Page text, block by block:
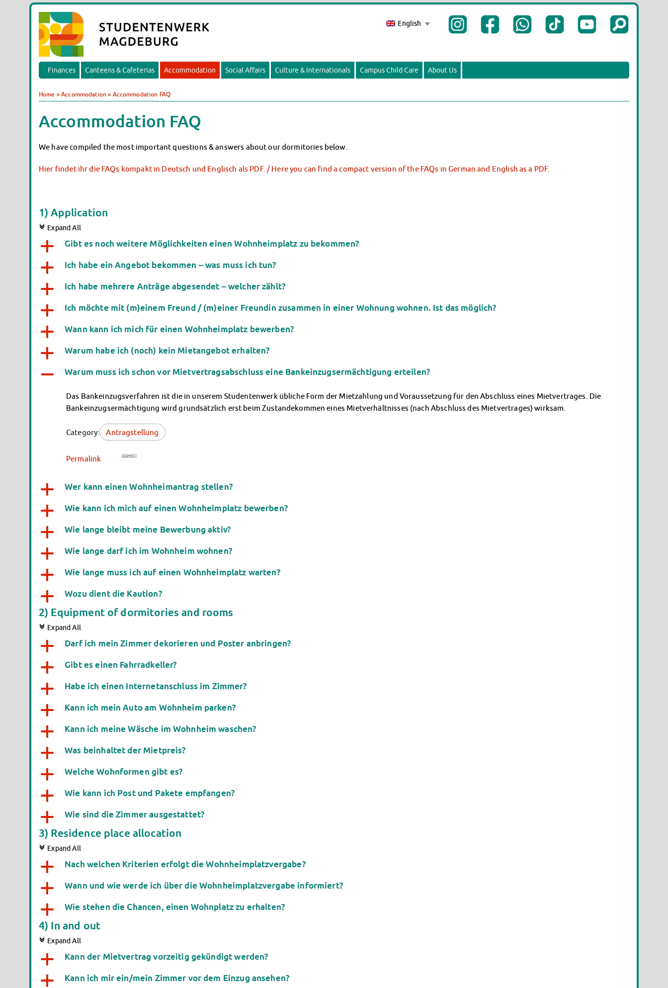
English
Finances Canteens & Cafeterias Accommodation Social Affairs Culture & Internationals Campus Child Care About Us
Home »Accommodation » Accommodation FAQ
Accommodation FAQ
We have compiled the most important questions & answers about our dormitories below.
Hier findet ihr die FAQs kompakt in Deutsch und Englisch als PDF. / Here you can find a compact version of the FAQs in German and English as a PDF.
1) Application
c Expand All
a Gibt es noch weitere Möglichkeiten einen Wohnheimplatz zu bekommen?
a Ich habe ein Angebot bekommen – was muss ich tun?
a Ich habe mehrere Anträge abgesendet – welcher zählt?
a Ich möchte mit (m)einem Freund / (m)einer Freundin zusammen in einer Wohnung wohnen. Ist das möglich?
a Wann kann ich mich für einen Wohnheimplatz bewerben?
a Warum habe ich (noch) kein Mietangebot erhalten?
A Warum muss ich schon vor Mietvertragsabschluss eine Bankeinzugsermächtigung erteilen?
Das Bankeinzugsverfahren ist die in unserem Studentenwerk übliche Form der Mietzahlung und Voraussetzung für den Abschluss eines Mietvertrages. Die
Bankeinzugsermächtigung wird grundsätzlich erst beim Zustandekommen eines Mietverhältnisses (nach Abschluss des Mietvertrages) wirksam.
Category: Antragstellung
Permalink
a Wer kann einen Wohnheimantrag stellen?
a Wie kann ich mich auf einen Wohnheimplatz bewerben?
a Wie lange bleibt meine Bewerbung aktiv?
a Wie lange darf ich im Wohnheim wohnen?
a Wie lange muss ich auf einen Wohnheimplatz warten?
a Wozu dient die Kaution?
2) Equipment of dormitories and rooms
c Expand All
a Darf ich mein Zimmer dekorieren und Poster anbringen?
a Gibt es einen Fahrradkeller?
a Habe ich einen Internetanschluss im Zimmer?
a Kann ich mein Auto am Wohnheim parken?
a Kann ich meine Wäsche im Wohnheim waschen?
a Was beinhaltet der Mietpreis?
a Welche Wohnformen gibt es?
a Wie kann ich Post und Pakete empfangen?
a Wie sind die Zimmer ausgestattet?
3) Residence place allocation
c Expand All
a Nach welchen Kriterien erfolgt die Wohnheimplatzvergabe?
a Wann und wie werde ich über die Wohnheimplatzvergabe informiert?
a Wie stehen die Chancen, einen Wohnplatz zu erhalten?
4) In and out
c Expand All
a Kann der Mietvertrag vorzeitig gekündigt werden?
a Kann ich mir ein/mein Zimmer vor dem Einzug ansehen?